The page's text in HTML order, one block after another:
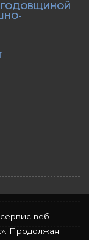
ГОДОВЩИНОЙ
веб-
Продолжая